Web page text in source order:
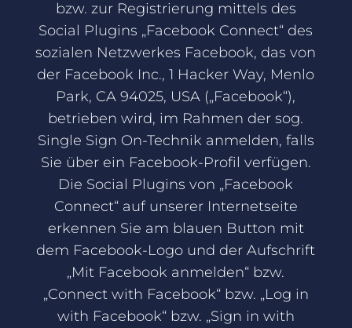
bzw. zur Registrierung mittels des
Social Plugins „Facebook Connect“ des
sozialen Netzwerkes Facebook, das von
der Facebook Inc., 1 Hacker Way, Menlo
Park, CA 94025, USA („Facebook“),
betrieben wird, im Rahmen der sog.
Single Sign On-Technik anmelden, falls
Sie über ein Facebook-Profil verfügen.
Die Social Plugins von „Facebook
Connect“ auf unserer Internetseite
erkennen Sie am blauen Button mit
dem Facebook-Logo und der Aufschrift
„Mit Facebook anmelden“ bzw.
„Connect with Facebook“ bzw. „Log in
with Facebook“ bzw. „Sign in with